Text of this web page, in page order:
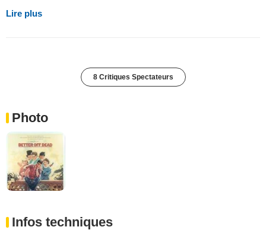
Lire plus
8 Critiques Spectateurs
Photo
Infos techniques